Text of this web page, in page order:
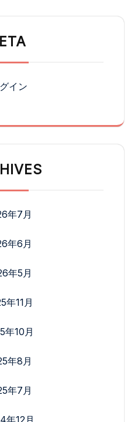
イン
年7月
年6月
年5月
年11月
年10月
年8月
年7月
年12月